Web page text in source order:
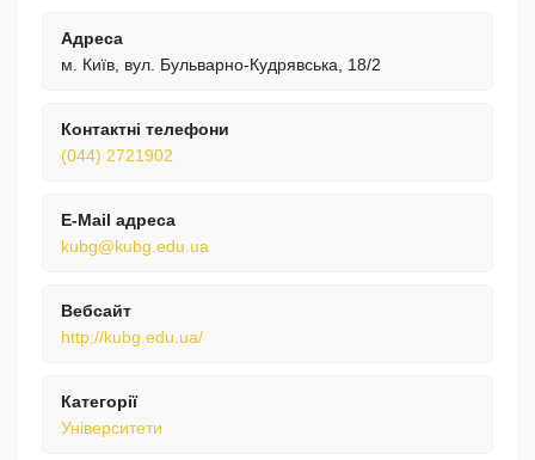
Адреса
м. Київ, вул. Бульварно-Кудрявська, 18/2
Контактні телефони
(044) 2721902
E-Mail адреса
kubg@kubg.edu.ua
Вебсайт
http://kubg.edu.ua/
Категорії
Університети